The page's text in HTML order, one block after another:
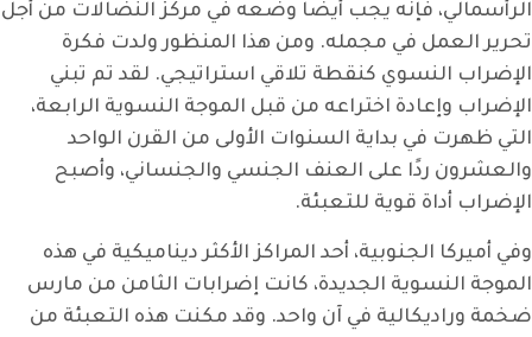
الرأسمالي، فإنه يجب أيضًا وضعه في مركز النضالات من أجل
تحرير العمل في مجمله. ومن هذا المنظور ولدت فكرة
الإضراب النسوي كنقطة تلاقي استراتيجي. لقد تم تبني
الإضراب وإعادة اختراعه من قبل الموجة النسوية الرابعة،
التي ظهرت في بداية السنوات الأولى من القرن الواحد
والعشرون ردًا على العنف الجنسي والجنساني، وأصبح
الإضراب أداة قوية للتعبئة.
وفي أميركا الجنوبية، أحد المراكز الأكثر ديناميكية في هذه
الموجة النسوية الجديدة، كانت إضرابات الثامن من مارس
ضخمة وراديكالية في آن واحد. وقد مكنت هذه التعبئة من